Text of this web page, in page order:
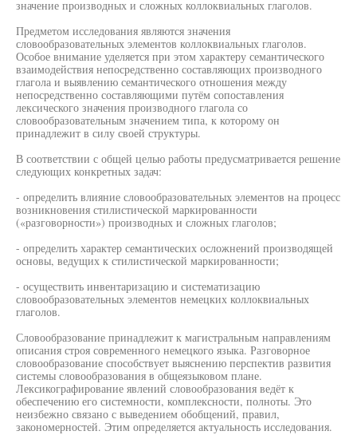
значение производных и сложных коллоквиальных глаголов.
Предметом исследования являются значения
словообразовательных элементов коллоквиальных глаголов.
Особое внимание уделяется при этом характеру семантического
взаимодействия непосредственно составляющих производного
глагола и выявлению семантического отношения между
непосредственно составляющими путём сопоставления
лексического значения производного глагола со
словообразовательным значением типа, к которому он
принадлежит в силу своей структуры.
В соответствии с общей целью работы предусматривается решение
следующих конкретных задач:
- определить влияние словообразовательных элементов на процесс
возникновения стилистической маркированности
(«разговорности») производных и сложных глаголов;
- определить характер семантических осложнений производящей
основы, ведущих к стилистической маркированности;
- осуществить инвентаризацию и систематизацию
словообразовательных элементов немецких коллоквиальных
глаголов.
Словообразование принадлежит к магистральным направлениям
описания строя современного немецкого языка. Разговорное
словообразование способствует выяснению перспектив развития
системы словообразования в общеязыковом плане.
Лексикографирование явлений словообразования ведёт к
обеспечению его системности, комплексности, полноты. Это
неизбежно связано с выведением обобщений, правил,
закономерностей. Этим определяется актуальность исследования.